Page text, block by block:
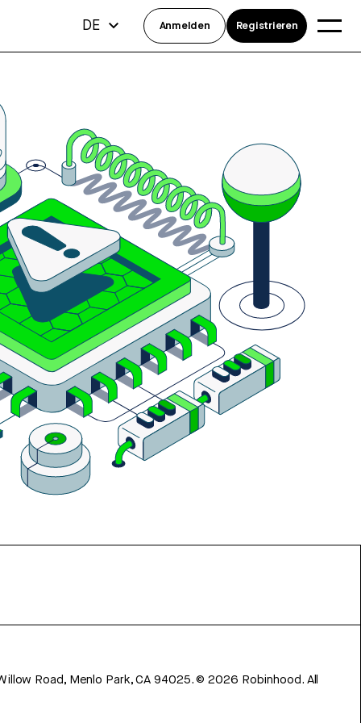
Road, Menlo Park, CA 94025.©2026 Robinhood. All
DE Anmelden Registrieren